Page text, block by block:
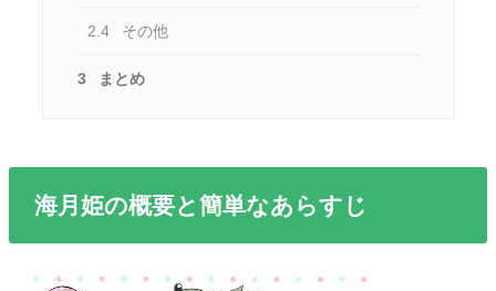
2.4 その他
3 まとめ
海月姫の概要と簡単なあらすじ